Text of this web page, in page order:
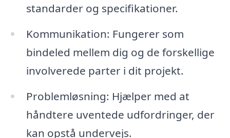
standarder og specifikationer.
Kommunikation: Fungerer som
bindeled mellem dig og de forskellige
involverede parter i dit projekt.
Problemløsning: Hjælper med at
håndtere uventede udfordringer, der
kan opstå undervejs.